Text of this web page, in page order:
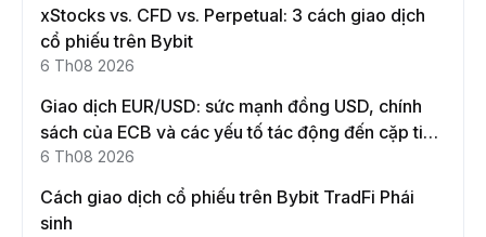
xStocks vs. CFD vs. Perpetual: 3 cách giao dịch
cổ phiếu trên Bybit
6 Th08 2026
Giao dịch EUR/USD: sức mạnh đồng USD, chính
sách của ECB và các yếu tố tác động đến cặp tiền
này
6 Th08 2026
Cách giao dịch cổ phiếu trên Bybit TradFi Phái
sinh